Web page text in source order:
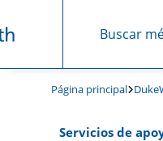
Buscar
Página principal
Servicios de